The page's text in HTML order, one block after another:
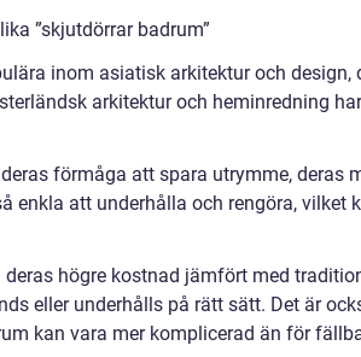
”skjutdörrar badrum”
inom asiatisk arkitektur och design,
arkitektur och heminredning
förmåga att spara utrymme, deras
enkla att underhålla och rengöra, vilket
högre kostnad jämfört med
eller underhålls på rätt sätt. Det är
kan vara mer komplicerad än för